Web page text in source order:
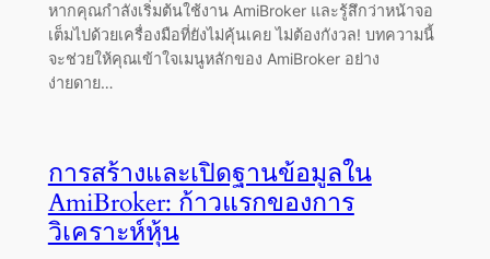
หากคุณกำลังเริ่มต้นใช้งาน AmiBroker และรู้สึกว่าหน้าจอ
เต็มไปด้วยเครื่องมือที่ยังไม่คุ้นเคย ไม่ต้องกังวล! บทความนี้
จะช่วยให้คุณเข้าใจเมนูหลักของ AmiBroker อย่าง
ง่ายดาย…
การสร้างและเปิดฐานข้อมูลใน
AmiBroker: ก้าวแรกของการ
วิเคราะห์หุ้น